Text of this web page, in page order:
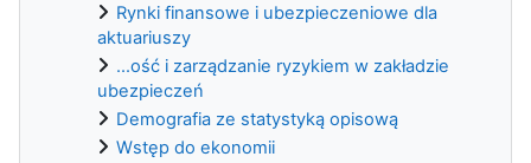
Rynki finansowe i ubezpieczeniowe dla
aktuariuszy
...ość i zarządzanie ryzykiem w zakładzie
ubezpieczeń
Demografia ze statystyką opisową
Wstęp do ekonomii